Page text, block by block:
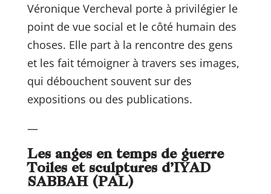
Véronique Vercheval porte à privilégier le
point de vue social et le côté humain des
choses. Elle part à la rencontre des gens
et les fait témoigner à travers ses images,
qui débouchent souvent sur des
expositions ou des publications.
—
Les anges en temps de guerre
Toiles et sculptures d’IYAD
SABBAH (PAL)